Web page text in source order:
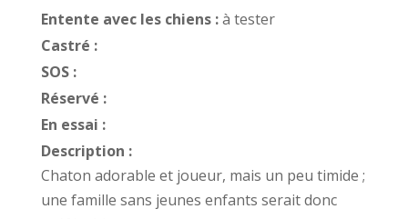
Entente avec les chiens :à tester
Castré :
SOS :
Réservé :
En essai :
Description :
Chaton adorable et joueur, mais un peu timide ;
une famille sans jeunes enfants serait donc